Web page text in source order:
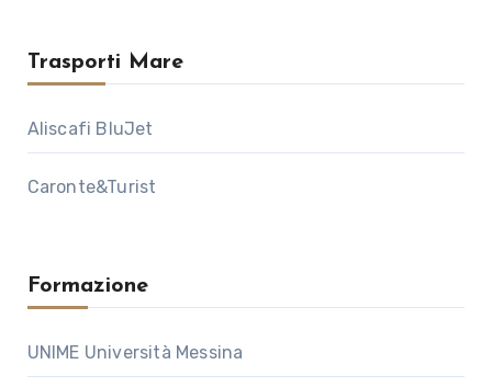
Trasporti Mare
Aliscafi BluJet
Caronte&Turist
Formazione
UNIME Università Messina